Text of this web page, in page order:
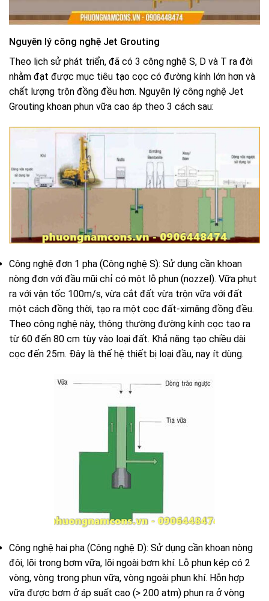
Nguyên lý công nghệ Jet Grouting
Theo lịch sử phát triển, đã có 3 công nghệ S, D và T ra đời
nhằm đạt được mục tiêu tạo cọc có đường kính lớn hơn và
chất lượng trộn đồng đều hơn. Nguyên lý công nghệ Jet
Grouting khoan phun vữa cao áp theo 3 cách sau:
Công nghệ đơn 1 pha (Công nghệ S): Sử dụng cần khoan
nòng đơn với đầu mũi chỉ có một lỗ phun (nozzel). Vữa phụt
ra với vận tốc 100m/s, vừa cắt đất vừa trộn vữa với đất
một cách đồng thời, tạo ra một cọc đất-ximăng đồng đều.
Theo công nghệ này, thông thường đường kính cọc tạo ra
từ 60 đến 80 cm tùy vào loại đất. Khả năng tạo chiều dài
cọc đến 25m. Đây là thế hệ thiết bị loại đầu, nay ít dùng.
Công nghệ hai pha (Công nghệ D): Sử dụng cần khoan nòng
đôi, lõi trong bơm vữa, lõi ngoài bơm khí. Lỗ phun kép có 2
vòng, vòng trong phun vữa, vòng ngoài phun khí. Hỗn hợp
vữa được bơm ở áp suất cao (> 200 atm) phun ra ở vòng